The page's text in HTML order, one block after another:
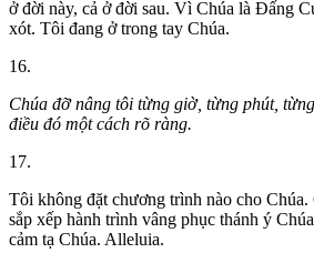
ở đời này, cả ở đời sau. Vì Chúa là Đấng
xót. Tôi đang ở trong tay Chúa.
16.
Chúa đỡ nâng tôi từng giờ, từng phút,
điều đó một cách rõ ràng.
17.
Tôi không đặt chương trình nào cho
sắp xếp hành trình vâng phục thánh ý
cảm tạ Chúa. Alleluia.